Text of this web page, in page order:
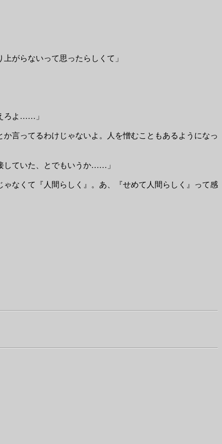
がらないって思ったらしくて」
ろよ……」
言ってるわけじゃないよ。人を憎むこともあるようになっ
していた、とでもいうか……」
なくて『人間らしく』。あ、『せめて人間らしく』って感